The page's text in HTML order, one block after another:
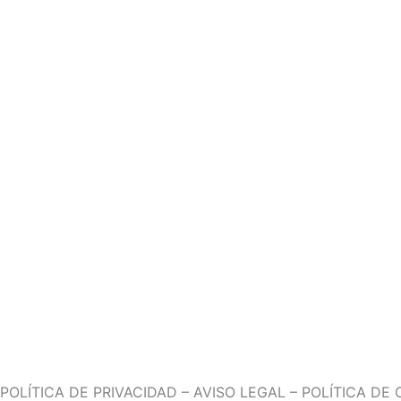
POLÍTICA DE PRIVACIDAD – AVISO LEGAL – POLÍTICA DE